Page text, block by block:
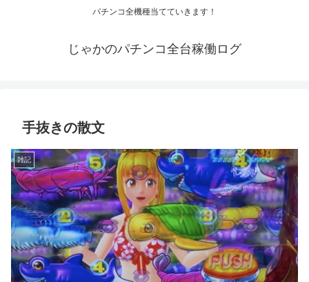
パチンコ全機種当てていきます！
じゃかのパチンコ全台稼働ログ
手抜きの散文
雑記